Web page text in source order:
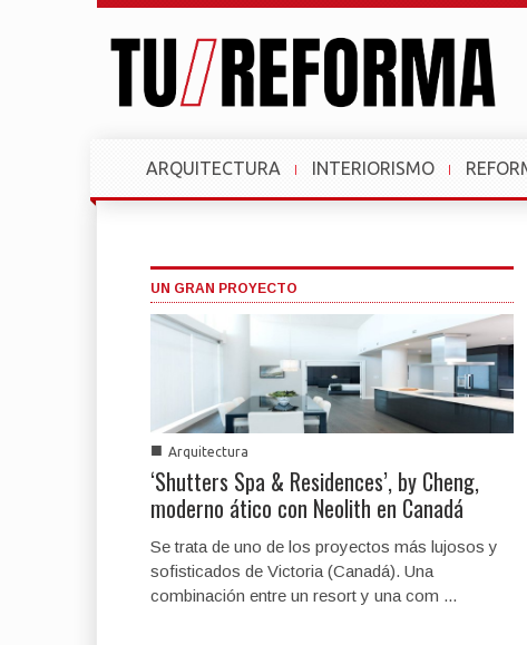
ARQUITECTURA INTERIORISMO
UN GRAN PROYECTO
■ Arquitectura
‘Shutters Spa & Residences’, by Cheng,
moderno ático con Neolith en Canadá
Se trata de uno de los proyectos más lujosos y
sofisticados de Victoria (Canadá). Una
combinación entre un resort y una com ...